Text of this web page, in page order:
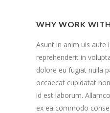
WHY WORK
Asunt in anim uis aute
reprehenderit in
dolore eu fugiat nulla
occaecat cupidatat
id est laborum.
ex ea commodo